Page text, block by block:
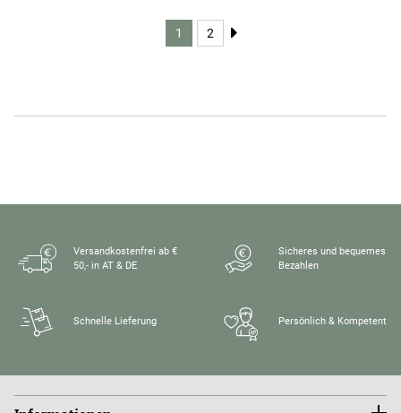
1 2
Versandkostenfrei ab €
50,- in AT & DE
Sicheres und bequemes
Bezahlen
Schnelle Lieferung Persönlich & Kompetent